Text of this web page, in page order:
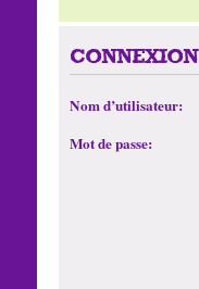
CONNEXION
Nom d’utilisateur:
Mot de passe: